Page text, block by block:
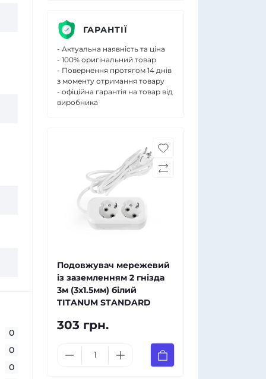
0
0
0
ГАРАНТІЇ
- Актуальна наявність та ціна
- 100% оригінальний товар
- Повернення протягом 14 днів
з моменту отримання товару
- офіційна гарантія на товар від
виробника
Подовжувач мережевий
із заземленням 2 гнізда
3м (3x1.5мм) білий
TITANUM STANDARD
303 грн.